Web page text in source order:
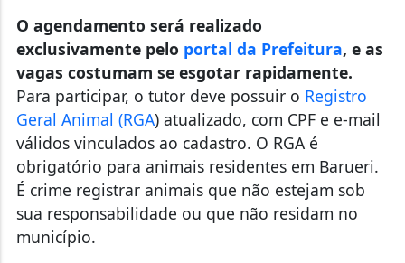
O agendamento será realizado
exclusivamente pelo portal da Prefeitura, e as
vagas costumam se esgotar rapidamente.
Para participar, o tutor deve possuir o Registro
Geral Animal (RGA) atualizado, com CPF e e-mail
válidos vinculados ao cadastro. O RGA é
obrigatório para animais residentes em Barueri.
É crime registrar animais que não estejam sob
sua responsabilidade ou que não residam no
município.